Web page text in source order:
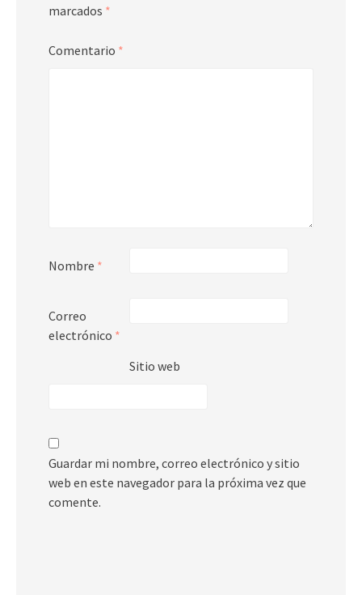
marcados *
Comentario *
Nombre *
Correo
electrónico *
Sitio web
Guardar mi nombre, correo electrónico y sitio
web en este navegador para la próxima vez que
comente.